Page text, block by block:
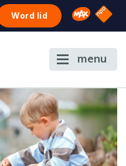
Word lid Omroep
NPO
menu